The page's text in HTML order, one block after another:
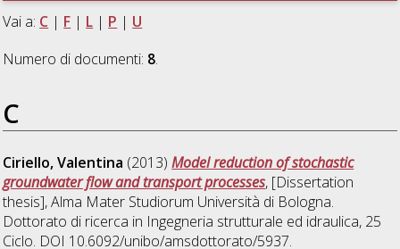
Vai a: C | F | L | P | U
Numero di documenti: 8.
C
Ciriello, Valentina (2013)Model reduction of stochastic
groundwater flow and transport processes, [Dissertation
thesis], Alma Mater Studiorum Università di Bologna.
Dottorato di ricerca in Ingegneria strutturale ed idraulica, 25
Ciclo. DOI 10.6092/unibo/amsdottorato/5937.